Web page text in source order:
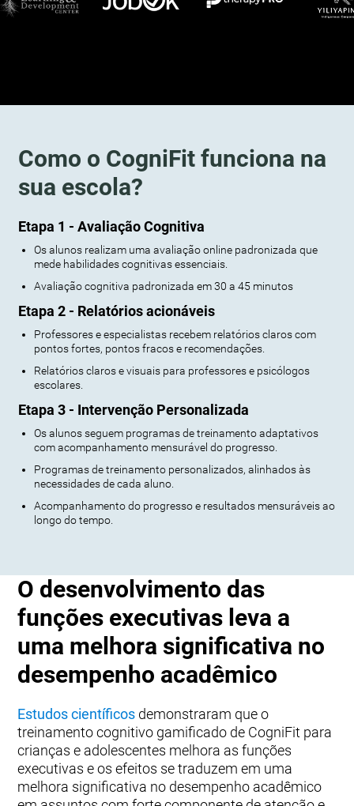
Como o CogniFit funciona na
sua escola?
Etapa 1 - Avaliação Cognitiva
Os alunos realizam uma avaliação online padronizada que
mede habilidades cognitivas essenciais.
Avaliação cognitiva padronizada em 30 a 45 minutos
Etapa 2 - Relatórios acionáveis
Professores e especialistas recebem relatórios claros com
pontos fortes, pontos fracos e recomendações.
Relatórios claros e visuais para professores e psicólogos
escolares.
Etapa 3 - Intervenção Personalizada
Os alunos seguem programas de treinamento adaptativos
com acompanhamento mensurável do progresso.
Programas de treinamento personalizados, alinhados às
necessidades de cada aluno.
Acompanhamento do progresso e resultados mensuráveis ao
longo do tempo.
O desenvolvimento das
funções executivas leva a
uma melhora significativa no
desempenho acadêmico
Estudos científicos demonstraram que o
treinamento cognitivo gamificado de CogniFit para
crianças e adolescentes melhora as funções
executivas e os efeitos se traduzem em uma
melhora significativa no desempenho acadêmico